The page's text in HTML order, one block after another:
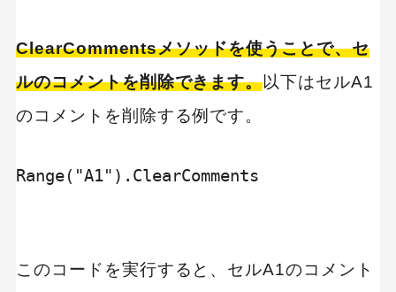
ClearCommentsメソッドを使うことで、セ
ルのコメントを削除できます。以下はセルA1
のコメントを削除する例です。
Range("A1").ClearComments
このコードを実行すると、セルA1のコメント